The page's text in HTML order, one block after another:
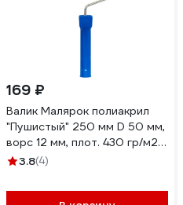
169 ₽
Валик Малярок полиакрил
"Пушистый" 250 мм D 50 мм,
ворс 12 мм, плот. 430 гр/м2,
ручка 6 мм шплинт "" 754-
3.8(4)